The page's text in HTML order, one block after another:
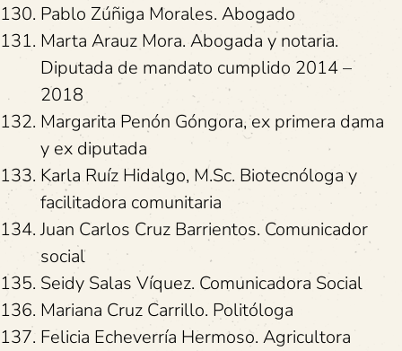
Pablo Zúñiga Morales. Abogado
Marta Arauz Mora. Abogada y notaria.
Diputada de mandato cumplido 2014 –
2018
Margarita Penón Góngora, ex primera dama
y ex diputada
Karla Ruíz Hidalgo, M.Sc. Biotecnóloga y
facilitadora comunitaria
Juan Carlos Cruz Barrientos. Comunicador
social
Seidy Salas Víquez. Comunicadora Social
Mariana Cruz Carrillo. Politóloga
Felicia Echeverría Hermoso. Agricultora